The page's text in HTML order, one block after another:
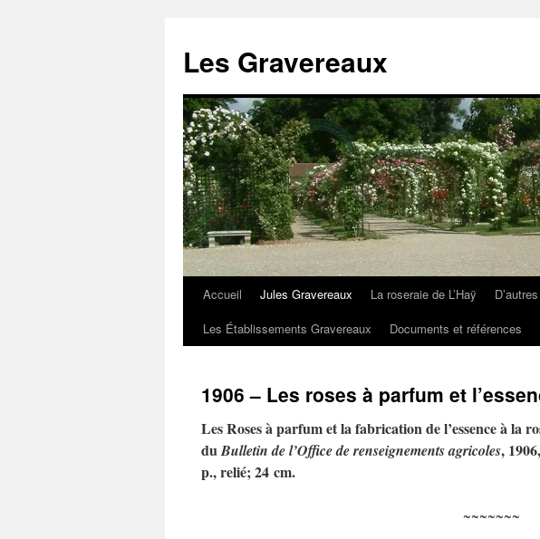
contenu
Les Gravereaux
Accueil Jules Gravereaux La roseraie de L’Haÿ
Les Établissements Gravereaux
Documents et références
1906 – Les roses à parfum et
Les Roses à parfum et la fabrication de l’essence à la
duBulletin de l’Office de renseignements agricoles,
p., relié; 24 cm.
~~~~~~~